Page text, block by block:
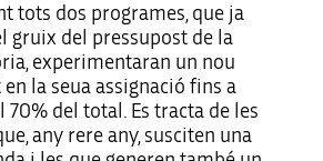
tots dos programes, que ja
gruix del pressupost de la
experimentaran un nou
la seua assignació fins a
70% del total. Es tracta de les
any rere any, susciten una